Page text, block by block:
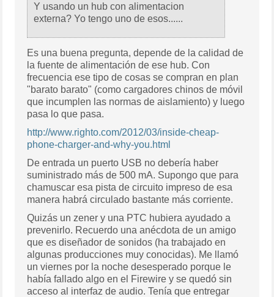
Y usando un hub con alimentacion
externa? Yo tengo uno de esos......
Es una buena pregunta, depende de la calidad de
la fuente de alimentación de ese hub. Con
frecuencia ese tipo de cosas se compran en plan
"barato barato" (como cargadores chinos de móvil
que incumplen las normas de aislamiento) y luego
pasa lo que pasa.
http://www.righto.com/2012/03/inside-cheap-
phone-charger-and-why-you.html
De entrada un puerto USB no debería haber
suministrado más de 500 mA. Supongo que para
chamuscar esa pista de circuito impreso de esa
manera habrá circulado bastante más corriente.
Quizás un zener y una PTC hubiera ayudado a
prevenirlo. Recuerdo una anécdota de un amigo
que es diseñador de sonidos (ha trabajado en
algunas producciones muy conocidas). Me llamó
un viernes por la noche desesperado porque le
había fallado algo en el Firewire y se quedó sin
acceso al interfaz de audio. Tenía que entregar